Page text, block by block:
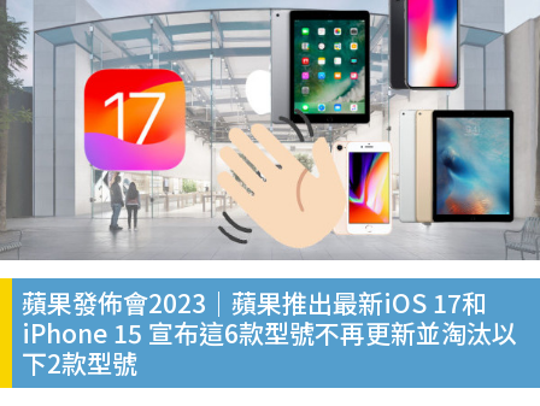
蘋果發佈會2023｜蘋果推出最新iOS 17和
iPhone 15 宣布這6款型號不再更新並淘汰以
下2款型號